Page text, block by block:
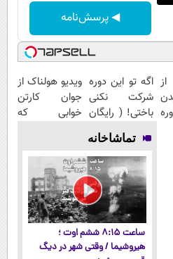
◀ پرسش‌نامه
اگه تو این دوره
شرکت نکنی
باختی! ( رایگان
آموزش ببین
پولدار شی)
ویدیو هولناک از
جوان کارتن
خوابی که
تماشاخانه
ساعت ۸:۱۵ ششم اوت ؛
هیروشیما / وقتی شهر در دیگ